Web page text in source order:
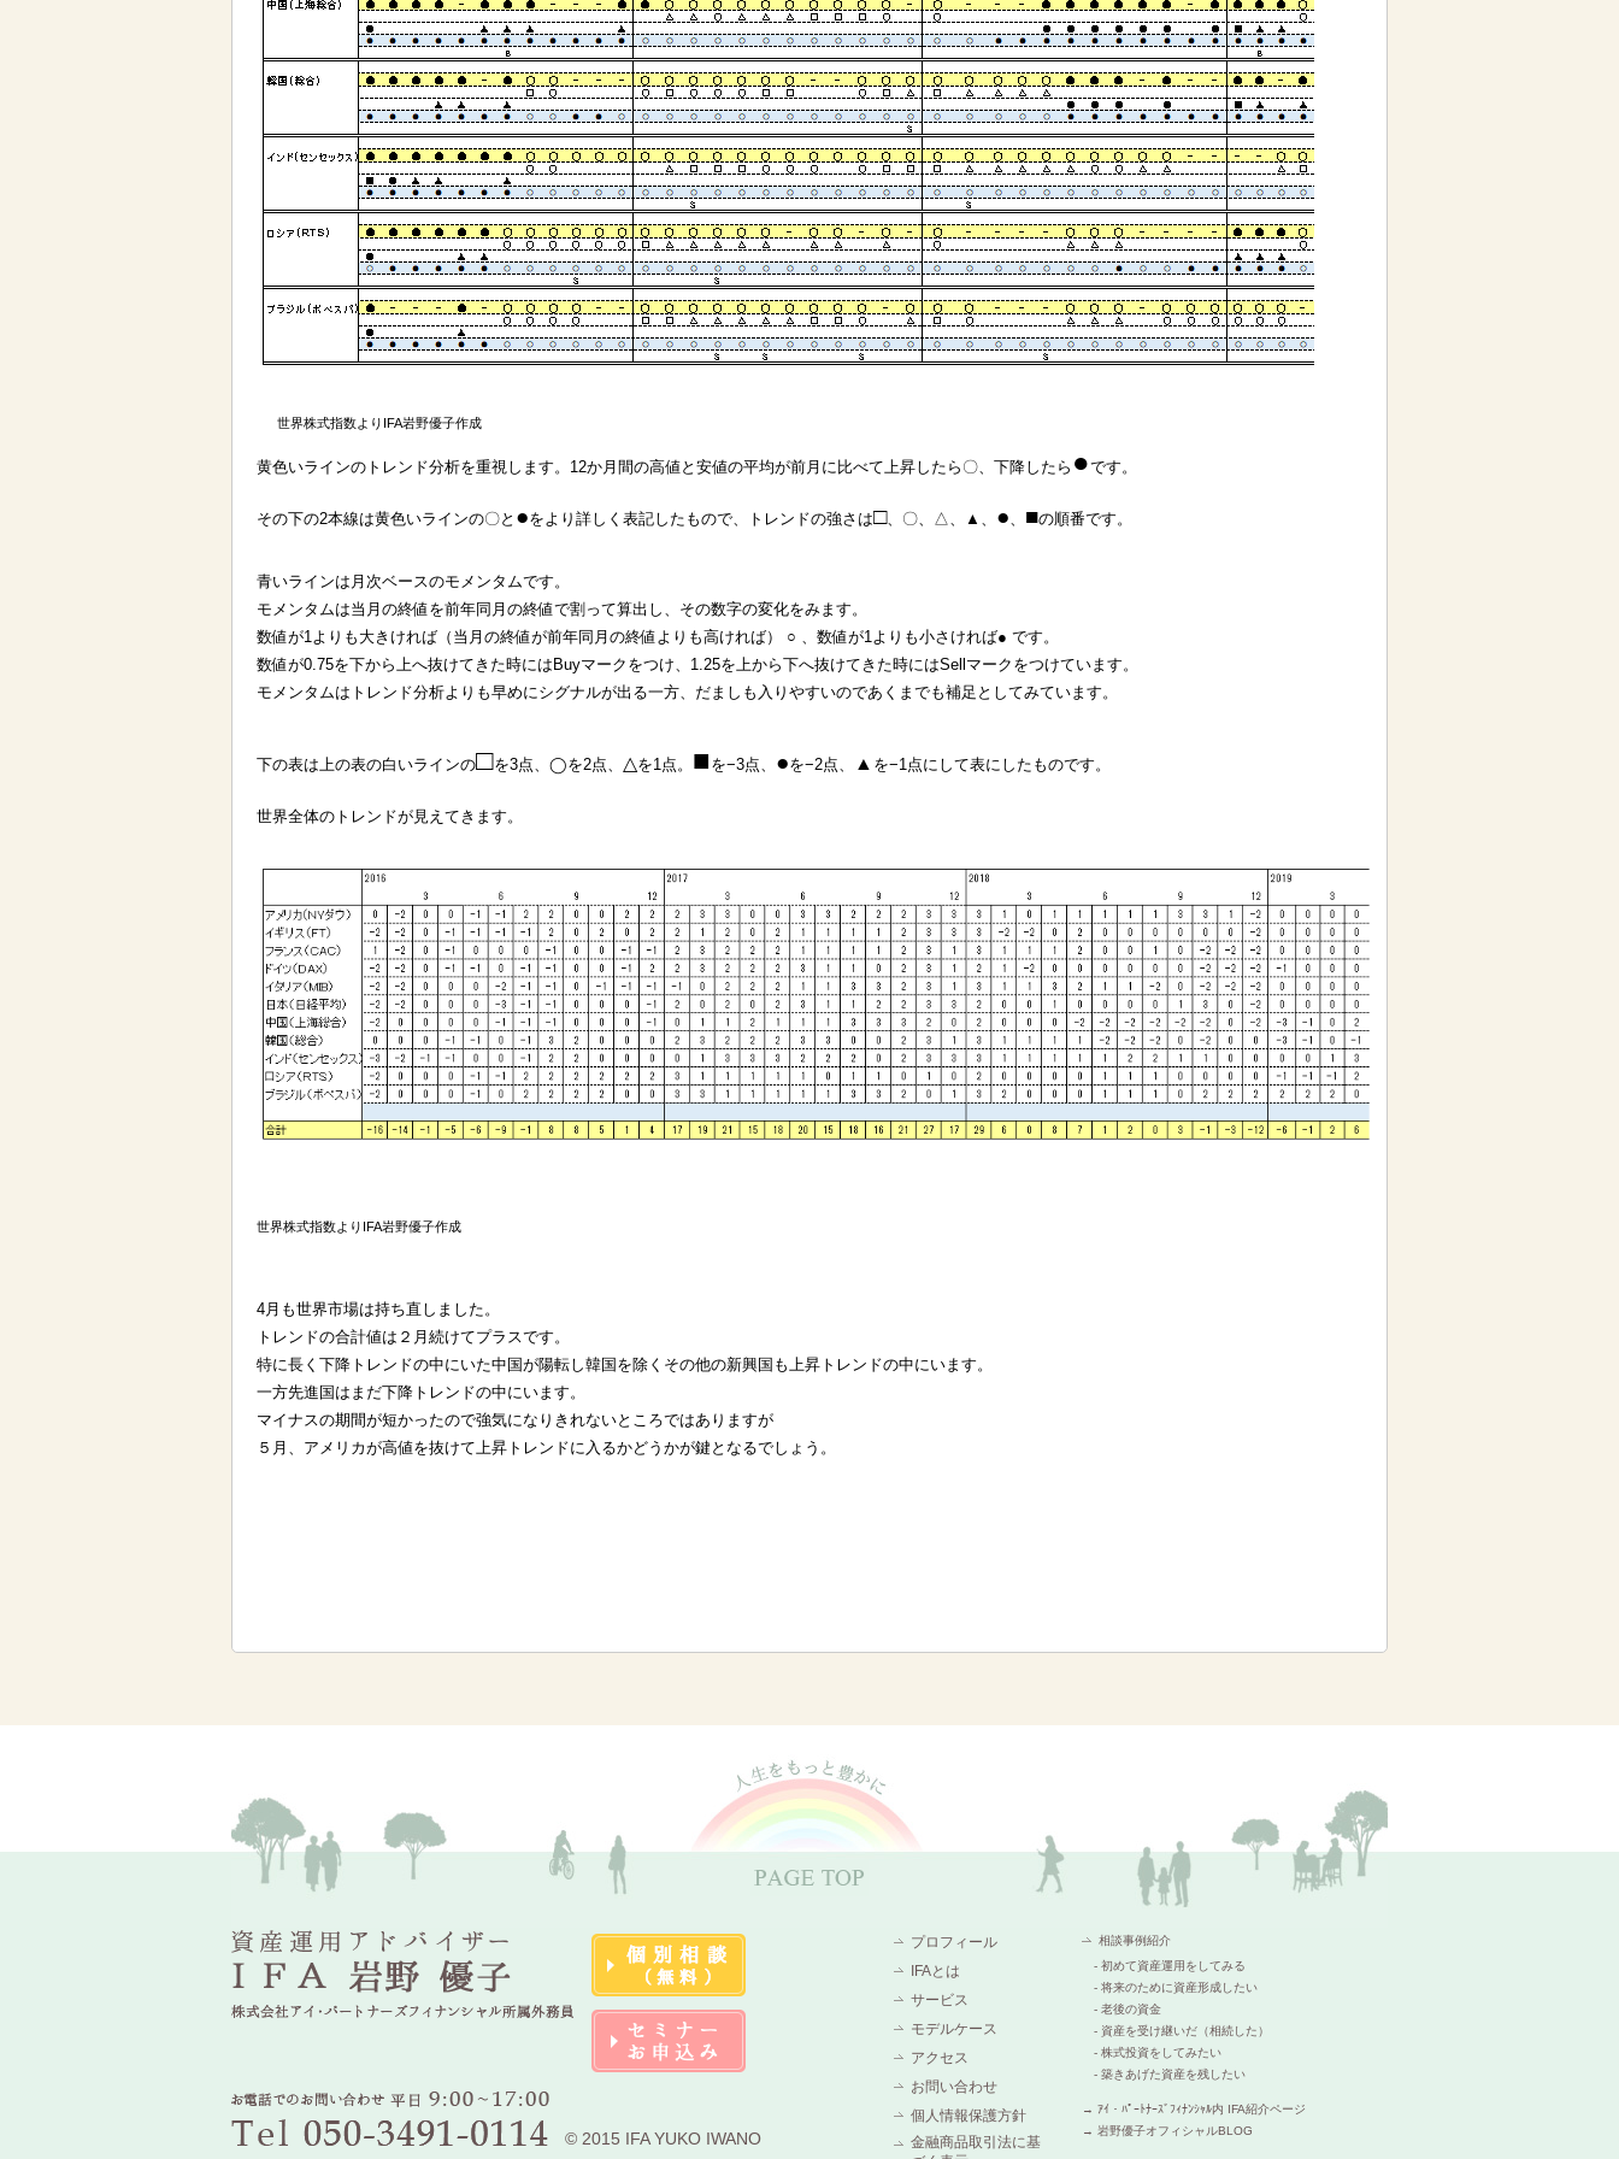
世界株式指数よりIFA岩野優子作成
黄色いラインのトレンド分析を重視します。12か月間の高値と安値の平均が前月に比べて上昇したら〇、下降したら ●です。
その下の2本線は黄色いラインの〇と ●をより詳しく表記したもので、 トレンドの強さは□、〇、△、▲、 ●、 ■の順番です。
青いラインは月次ベースのモメンタムです。
モメンタムは当月の終値を前年同月の終値で割って算出し、その数字の変化をみます。
数値が1よりも大きければ（当月の終値が前年同月の終値よりも高ければ） ○ 、 数値が1よりも小さければ● です。
数値が0.75を下から上へ抜けてきた時にはBuyマークをつけ、1.25を上から下へ抜けてきた時にはSellマークをつけています。
モメンタムはトレンド分析よりも早めにシグナルが出る一方、だましも入りやすいのであくまでも補足としてみています。
下の表は上の表の白いラインの□を3点、 ◯を2点、 △を1点。 ■ を−3点、 ●を−2点、 ▲ を−1点にして表にしたものです。
世界全体のトレンドが見えてきます。
世界株式指数よりIFA岩野優子作成
4月も世界市場は持ち直しました。
トレンドの合計値は２月続けてプラスです。
特に長く下降トレンドの中にいた中国が陽転し韓国を除くその他の新興国も上昇トレンドの中にいます。
一方先進国はまだ下降トレンドの中にいます。
マイナスの期間が短かったので強気になりきれないところではありますが
５月、アメリカが高値を抜けて上昇トレンドに入るかどうかが鍵となるでしょう。
© 2015 IFA YUKO IWANO
プロフィール
IFAとは
サービス
モデルケース
アクセス
お問い合わせ
個人情報保護方針
金融商品取引法に基
相談事例紹介
- 初めて資産運用をしてみる
- 将来のために資産形成したい
- 老後の資金
- 資産を受け継いだ（相続した）
- 株式投資をしてみたい
- 築きあげた資産を残したい
→ ｱｲ・ﾊﾟｰﾄﾅｰｽﾞﾌｨﾅﾝｼｬﾙ内 IFA紹介ページ
→ 岩野優子オフィシャルBLOG